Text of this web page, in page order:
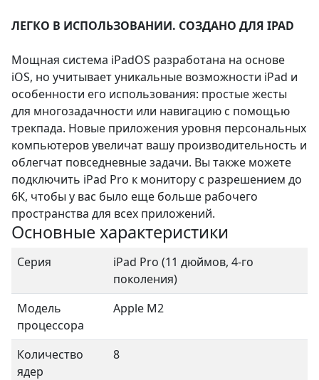
ЛЕГКО В ИСПОЛЬЗОВАНИИ. СОЗДАНО ДЛЯ IPAD
Мощная система iPadOS разработана на основе
iOS, но учитывает уникальные возможности iPad и
особенности его использования: простые жесты
для многозадачности или навигацию с помощью
трекпада. Новые приложения уровня персональных
компьютеров увеличат вашу производительность и
облегчат повседневные задачи. Вы также можете
подключить iPad Pro к монитору с разрешением до
6K, чтобы у вас было еще больше рабочего
пространства для всех приложений.
Основные характеристики
Серия
iPad Pro (11 дюймов, 4-го
поколения)
Модель
процессора
Apple M2
Количество
ядер
8